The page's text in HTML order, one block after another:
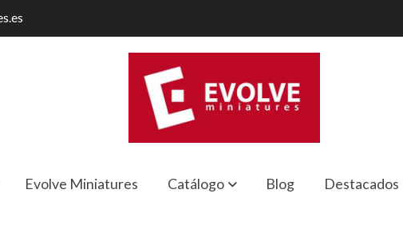
Evolve Miniatures Catálogo Blog Destacados